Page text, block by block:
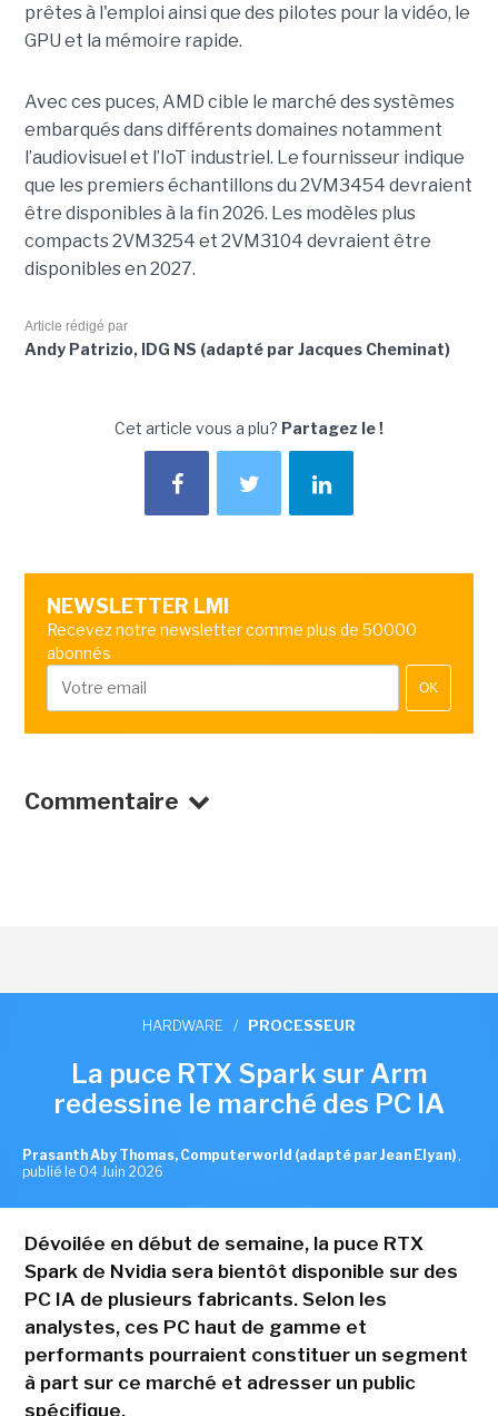
prêtes à l'emploi ainsi que des pilotes pour la vidéo, le
GPU et la mémoire rapide.
Avec ces puces, AMD cible le marché des systèmes
embarqués dans différents domaines notamment
l’audiovisuel et l’IoT industriel. Le fournisseur indique
que les premiers échantillons du 2VM3454 devraient
être disponibles à la fin 2026. Les modèles plus
compacts 2VM3254 et 2VM3104 devraient être
disponibles en 2027.
Article rédigé par
Andy Patrizio, IDG NS (adapté par Jacques Cheminat)
Cet article vous a plu? Partagez le !
NEWSLETTER LMI
Recevez notre newsletter comme plus de 50000
abonnés
OK
Commentaire
HARDWARE / PROCESSEUR
La puce RTX Spark sur Arm
redessine le marché des PC IA
Prasanth Aby Thomas, Computerworld (adapté par Jean Elyan) ,
publié le 04 Juin 2026
Dévoilée en début de semaine, la puce RTX
Spark de Nvidia sera bientôt disponible sur des
PC IA de plusieurs fabricants. Selon les
analystes, ces PC haut de gamme et
performants pourraient constituer un segment
à part sur ce marché et adresser un public
spécifique.